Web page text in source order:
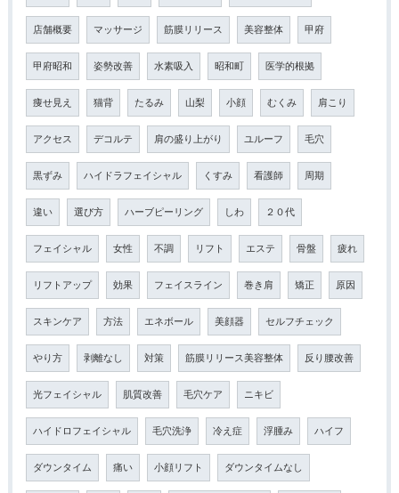
店舗概要 マッサージ 筋膜リリース 美容整体 甲府
甲府昭和 姿勢改善 水素吸入 昭和町 医学的根拠
痩せ見え 猫背 たるみ 山梨 小顔 むくみ 肩こり
アクセス デコルテ 肩の盛り上がり ユルーフ 毛穴
黒ずみ ハイドラフェイシャル くすみ 看護師 周期
違い 選び方 ハーブピーリング しわ ２０代
フェイシャル 女性 不調 リフト エステ 骨盤 疲れ
リフトアップ 効果 フェイスライン 巻き肩 矯正 原因
スキンケア 方法 エネボール 美顔器 セルフチェック
やり方 剥離なし 対策 筋膜リリース美容整体 反り腰改善
光フェイシャル 肌質改善 毛穴ケア ニキビ
ハイドロフェイシャル 毛穴洗浄 冷え症 浮腫み ハイフ
ダウンタイム 痛い 小顔リフト ダウンタイムなし